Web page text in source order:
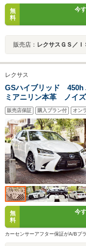
無
料
今
販売店： レクサスＧＳ／ＩＳ 専
レクサス
GSハイブリッド 450h
ミアニリン本革 ノイ
イール ヘッドアップ
ト ソナー Pトラン
スマートキー2本 カー
販売店保証 購入プラン付 オン
無
料
今
カーセンサーアフター保証がA/Bプ